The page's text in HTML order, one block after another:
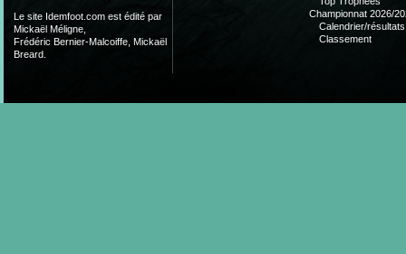
Le site Idemfoot.com est édité par
Mickaël Méligne,
Frédéric Bernier-Malcoiffe, Mickaël
Breard.
Championnat 2026/
Calendrier/résultats
Classement